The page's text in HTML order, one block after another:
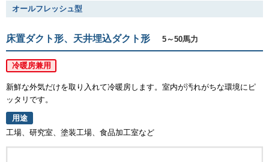
オールフレッシュ型
床置ダクト形、天井埋込ダクト形 5～50馬力
冷暖房兼用
新鮮な外気だけを取り入れて冷暖房します。室内が汚れがちな環境にピ
ッタリです。
用途
工場、研究室、塗装工場、食品加工室など